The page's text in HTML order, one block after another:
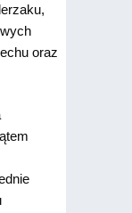
oraz